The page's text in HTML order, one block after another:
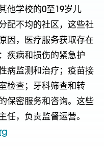
他学校的0至19岁儿
配不均的社区，这些社
因，医疗服务获取存在
疾病和损伤的紧急护
病监测和治疗；疫苗接
检查；牙科筛查和转
保密服务和咨询。这些
任，负责监督运营。